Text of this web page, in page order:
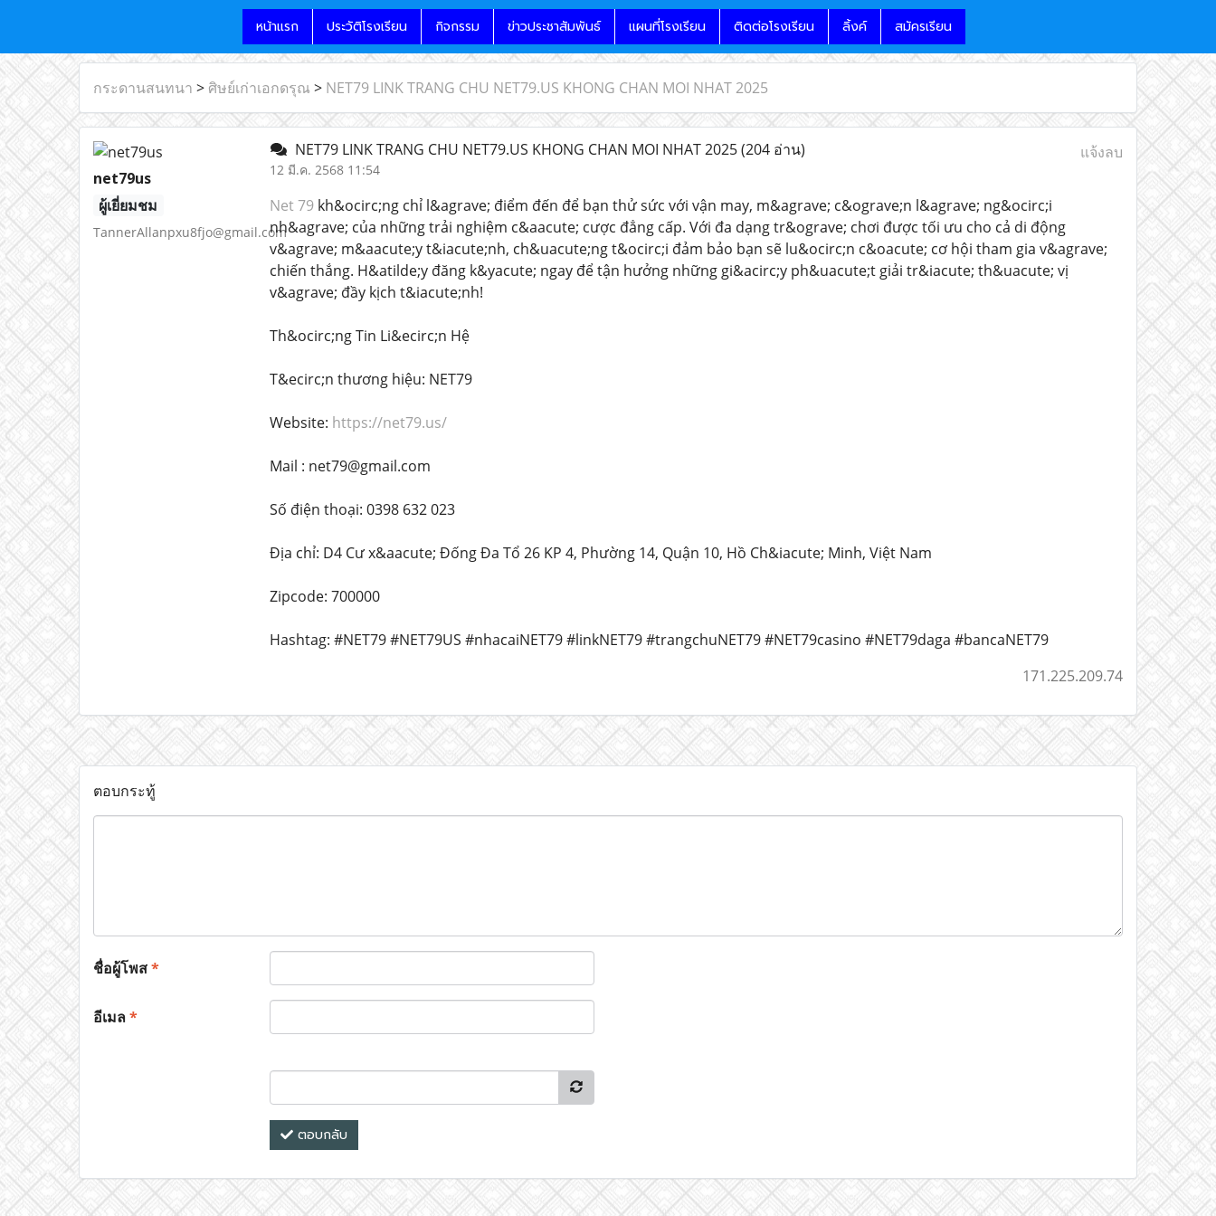
หน้าแรก ประวัติโรงเรียน กิจกรรม ข่าวประชาสัมพันธ์ แผนที่โรงเรียน ติดต่อโรงเรียน ลิ้งค์ สมัครเรียน
กระดานสนทนา > ศิษย์เก่าเอกดรุณ > NET79 LINK TRANG CHU NET79.US KHONG CHAN MOI NHAT 2025
net79us
ผู้เยี่ยมชม
TannerAllanpxu8fjo@gmail.com
NET79 LINK TRANG CHU NET79.US KHONG CHAN MOI NHAT 2025(204 อ่าน)
12 มี.ค. 2568 11:54
แจ้งลบ
Net 79kh&ocirc;ng chỉ l&agrave; điểm đến để bạn thử sức với vận may, m&agrave; c&ograve;n l&agrave; ng&ocirc;i
nh&agrave; của những trải nghiệm c&aacute; cược đẳng cấp. Với đa dạng tr&ograve; chơi được tối ưu cho cả di động
v&agrave; m&aacute;y t&iacute;nh, ch&uacute;ng t&ocirc;i đảm bảo bạn sẽ lu&ocirc;n c&oacute; cơ hội tham gia v&agrave;
chiến thắng. H&atilde;y đăng k&yacute; ngay để tận hưởng những gi&acirc;y ph&uacute;t giải tr&iacute; th&uacute; vị
v&agrave; đầy kịch t&iacute;nh!
Th&ocirc;ng Tin Li&ecirc;n Hệ
T&ecirc;n thương hiệu: NET79
Website: https://net79.us/
Mail : net79@gmail.com
Số điện thoại: 0398 632 023
Địa chỉ: D4 Cư x&aacute; Đống Đa Tổ 26 KP 4, Phường 14, Quận 10, Hồ Ch&iacute; Minh, Việt Nam
Zipcode: 700000
Hashtag: #NET79 #NET79US #nhacaiNET79 #linkNET79 #trangchuNET79 #NET79casino #NET79daga #bancaNET79
171.225.209.74
ตอบกระทู้
ชื่อผู้โพส*
อีเมล*
ตอบกลับ